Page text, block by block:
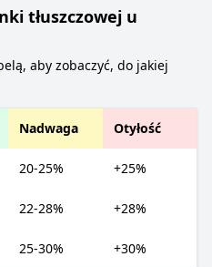
tłuszczowej u
aby zobaczyć, do jakiej
Nadwaga Otyłość
20-25% +25%
22-28% +28%
25-30% +30%